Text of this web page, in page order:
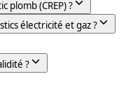
plomb (CREP) ?
électricité et gaz ?
?